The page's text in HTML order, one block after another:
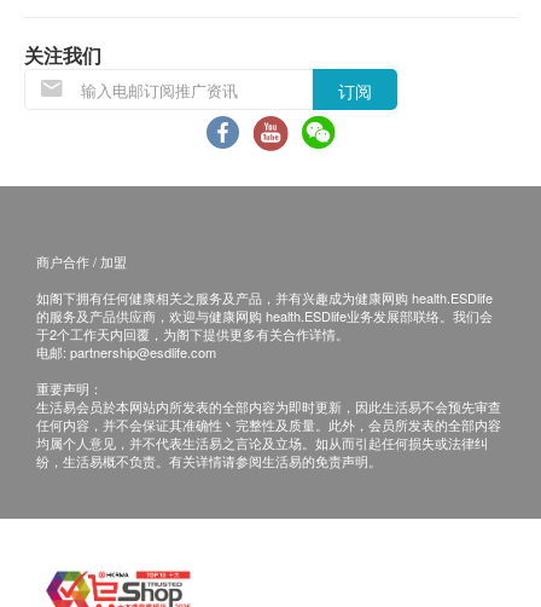
关注我们
订阅
商户合作 / 加盟
如阁下拥有任何健康相关之服务及产品，并有兴趣成为健康网购 health.ESDlife
的服务及产品供应商，欢迎与健康网购 health.ESDlife业务发展部联络。我们会
于2个工作天内回覆，为阁下提供更多有关合作详情。
电邮: partnership@esdlife.com
重要声明：
生活易会员於本网站内所发表的全部内容为即时更新，因此生活易不会预先审查
任何内容，并不会保证其准确性丶完整性及质量。此外，会员所发表的全部内容
均属个人意见，并不代表生活易之言论及立场。如从而引起任何损失或法律纠
纷，生活易概不负责。有关详情请参阅生活易的免责声明。